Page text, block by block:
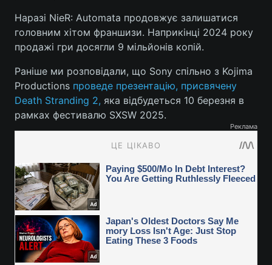
Наразі NieR: Automata продовжує залишатися
головним хітом франшизи. Наприкінці 2024 року
продажі гри досягли 9 мільйонів копій.
Раніше ми розповідали, що Sony спільно з Kojima
Productions проведе презентацію, присвячену
Death Stranding 2, яка відбудеться 10 березня в
рамках фестивалю SXSW 2025.
Реклама